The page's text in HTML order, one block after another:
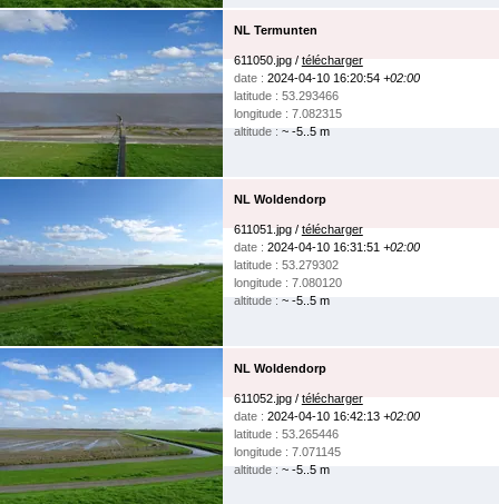
NL Termunten
611050.jpg / télécharger
date : 2024-04-10 16:20:54 +02:00
latitude : 53.293466
longitude : 7.082315
altitude :~ -5..5 m
NL Woldendorp
611051.jpg / télécharger
date : 2024-04-10 16:31:51 +02:00
latitude : 53.279302
longitude : 7.080120
altitude :~ -5..5 m
NL Woldendorp
611052.jpg / télécharger
date : 2024-04-10 16:42:13 +02:00
latitude : 53.265446
longitude : 7.071145
altitude :~ -5..5 m